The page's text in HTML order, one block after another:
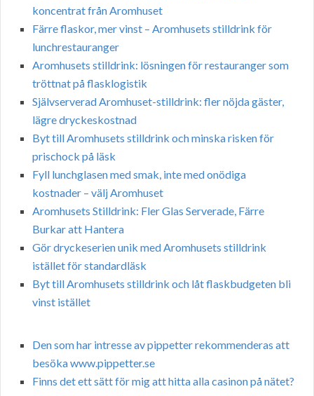
koncentrat från Aromhuset
Färre flaskor, mer vinst – Aromhusets stilldrink för
lunchrestauranger
Aromhusets stilldrink: lösningen för restauranger som
tröttnat på flasklogistik
Självserverad Aromhuset-stilldrink: fler nöjda gäster,
lägre dryckeskostnad
Byt till Aromhusets stilldrink och minska risken för
prischock på läsk
Fyll lunchglasen med smak, inte med onödiga
kostnader – välj Aromhuset
Aromhusets Stilldrink: Fler Glas Serverade, Färre
Burkar att Hantera
Gör dryckeserien unik med Aromhusets stilldrink
istället för standardläsk
Byt till Aromhusets stilldrink och låt flaskbudgeten bli
vinst istället
Den som har intresse av pippetter rekommenderas att
besöka www.pippetter.se
Finns det ett sätt för mig att hitta alla casinon på nätet?